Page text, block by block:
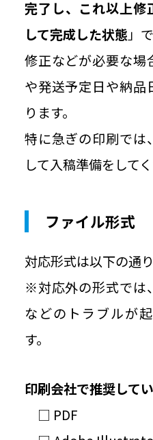
完了し、これ以上修
して完成した状態」で
修正などが必要な場
や発送予定日や納品
ります。
特に急ぎの印刷では
して入稿準備をして
ファイル形式
対応形式は以下の通り
※対応外の形式では
などのトラブルが
す。
印刷会社で推奨して
□ PDF